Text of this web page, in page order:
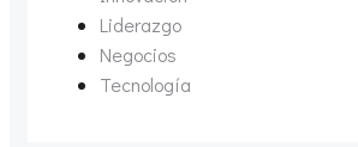
Liderazgo
Negocios
Tecnología